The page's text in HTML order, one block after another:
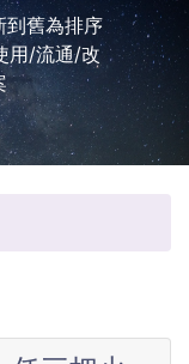
到舊為排序
用/流通/改